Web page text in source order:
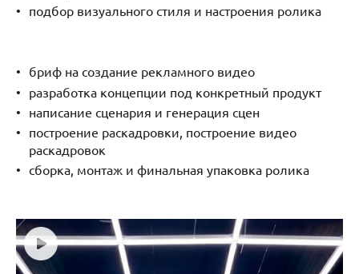
подбор визуального стиля и настроения ролика
бриф на создание рекламного видео
разработка концепции под конкретный продукт
написание сценария и генерация сцен
построение раскадровки, построение видео
раскадровок
сборка, монтаж и финальная упаковка ролика